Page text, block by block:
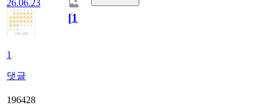
26.06.23
1
댓글
[1]
196428